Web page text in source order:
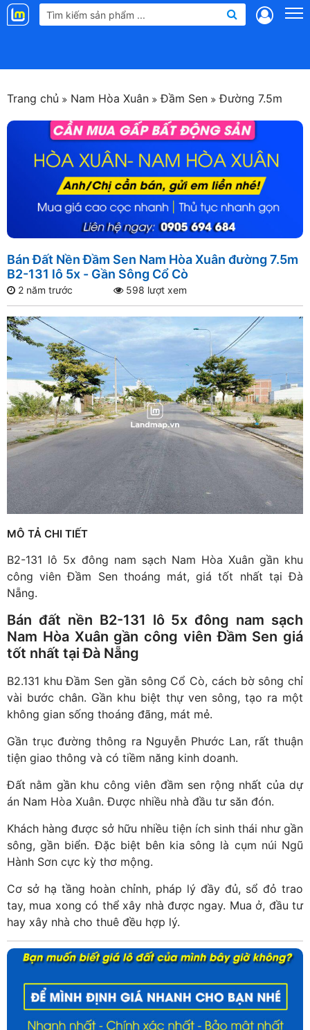
Landmap
Trang chủ Nam Hòa Xuân Đầm Sen Đường 7.5m
Bán Đất Nền Đầm Sen Nam Hòa Xuân đường 7.5m
B2-131 lô 5x - Gần Sông Cổ Cò
2 năm trước 598 lượt xem
MÔ TẢ CHI TIẾT
B2-131 lô 5x đông nam sạch Nam Hòa Xuân gần khu
công viên Đầm Sen thoáng mát, giá tốt nhất tại Đà
Nẵng.
Bán đất nền B2-131 lô 5x đông nam sạch
Nam Hòa Xuân gần công viên Đầm Sen giá
tốt nhất tại Đà Nẵng
B2.131 khu Đầm Sen gần sông Cổ Cò, cách bờ sông chỉ
vài bước chân. Gần khu biệt thự ven sông, tạo ra một
không gian sống thoáng đãng, mát mẻ.
Gần trục đường thông ra Nguyễn Phước Lan, rất thuận
tiện giao thông và có tiềm năng kinh doanh.
Đất nằm gần khu công viên đầm sen rộng nhất của dự
án Nam Hòa Xuân. Được nhiều nhà đầu tư săn đón.
Khách hàng được sở hữu nhiều tiện ích sinh thái như gần
sông, gần biển. Đặc biệt bên kia sông là cụm núi Ngũ
Hành Sơn cực kỳ thơ mộng.
Cơ sở hạ tầng hoàn chỉnh, pháp lý đầy đủ, sổ đỏ trao
tay, mua xong có thể xây nhà được ngay. Mua ở, đầu tư
hay xây nhà cho thuê đều hợp lý.